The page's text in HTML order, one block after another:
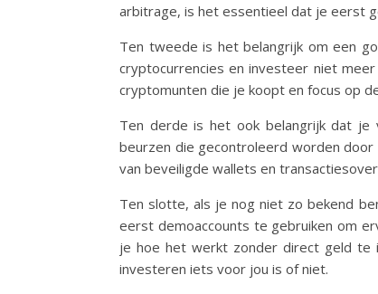
arbitrage, is het essentieel dat je eerst
Ten tweede is het belangrijk om een
cryptocurrencies en investeer niet
cryptomunten die je koopt en focus op
Ten derde is het ook belangrijk dat je
beurzen die gecontroleerd worden
van beveiligde wallets en
Ten slotte, als je nog niet zo bekend
eerst demoaccounts te gebruiken om
je hoe het werkt zonder direct geld te
investeren iets voor jou is of niet.